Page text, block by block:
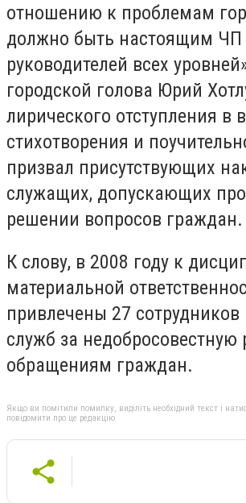
отношению к проблемам
должно быть настоящим ЧП
руководителей всех
городской голова Юрий
лирического отступления в
стихотворения и
призвал присутствующих
служащих, допускающих
решении вопросов граждан.
К слову, в 2008 году к
материальной
привлечены 27
служб за недобросовестную
обращениям граждан.
Якщо ви помітили помилку, виділіть необхідний текст і
повідомити про це редакцію